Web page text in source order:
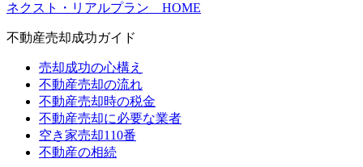
ネクスト・リアルプラン HOME
不動産売却成功ガイド
売却成功の心構え
不動産売却の流れ
不動産売却時の税金
不動産売却に必要な業者
空き家売却110番
不動産の相続